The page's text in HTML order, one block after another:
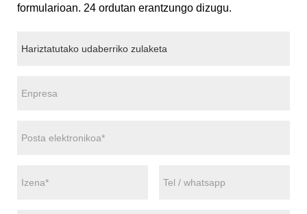
formularioan. 24 ordutan erantzungo dizugu.